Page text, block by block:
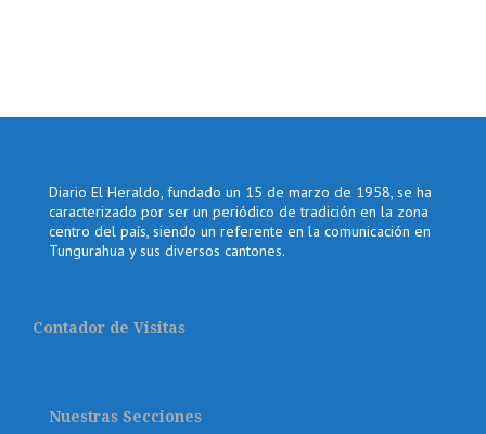
Diario El Heraldo, fundado un 15 de marzo de 1958, se ha
caracterizado por ser un periódico de tradición en la zona
centro del país, siendo un referente en la comunicación en
Tungurahua y sus diversos cantones.
Contador de Visitas
Nuestras Secciones